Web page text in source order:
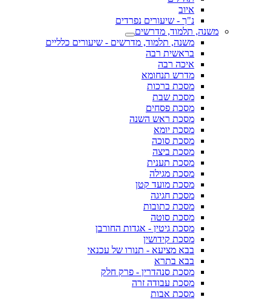
איוב
נ"ך - שיעורים נפרדים
משנה, תלמוד, מדרשים
משנה, תלמוד, מדרשים - שיעורים כלליים
בראשית רבה
איכה רבה
מדרש תנחומא
מסכת ברכות
מסכת שבת
מסכת פסחים
מסכת ראש השנה
מסכת יומא
מסכת סוכה
מסכת ביצה
מסכת תענית
מסכת מגילה
מסכת מועד קטן
מסכת חגיגה
מסכת כתובות
מסכת סוטה
מסכת גיטין - אגדות החורבן
מסכת קידושין
בבא מציעא - תנורו של עכנאי
בבא בתרא
מסכת סנהדרין - פרק חלק
מסכת עבודה זרה
מסכת אבות